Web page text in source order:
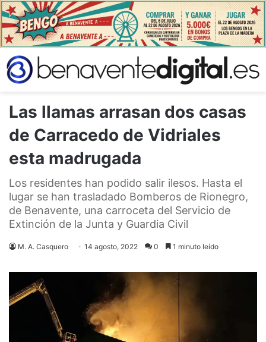
Las llamas arrasan dos casas
de Carracedo de Vidriales
esta madrugada
Los residentes han podido salir ilesos. Hasta el
lugar se han trasladado Bomberos de Rionegro,
de Benavente, una carroceta del Servicio de
Extinción de la Junta y Guardia Civil
M. A. Casquero 14 agosto, 2022 0 1 minuto leído